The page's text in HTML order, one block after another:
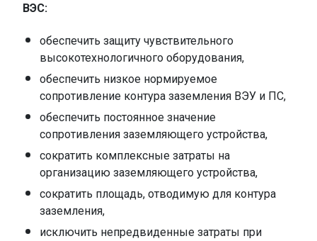
ВЭС:
обеспечить защиту чувствительного
высокотехнологичного оборудования,
обеспечить низкое нормируемое
сопротивление контура заземления ВЭУ и ПС,
обеспечить постоянное значение
сопротивления заземляющего устройства,
сократить комплексные затраты на
организацию заземляющего устройства,
сократить площадь, отводимую для контура
заземления,
исключить непредвиденные затраты при